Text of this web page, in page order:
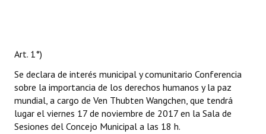
Art. 1°)
Se declara de interés municipal y comunitario Conferencia
sobre la importancia de los derechos humanos y la paz
mundial, a cargo de Ven Thubten Wangchen, que tendrá
lugar el viernes 17 de noviembre de 2017 en la Sala de
Sesiones del Concejo Municipal a las 18 h.